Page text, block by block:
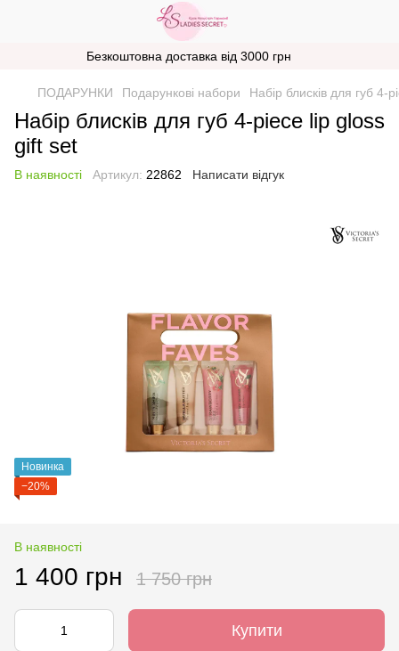
Безкоштовна доставка від 3000 грн
ПОДАРУНКИ Подарункові набори Набір блисків для губ
Набір блисків для губ 4-piece lip gloss
gift set
В наявності Артикул: 22862 Написати відгук
Новинка
−20%
В наявності
1 400 грн 1 750 грн
Купити